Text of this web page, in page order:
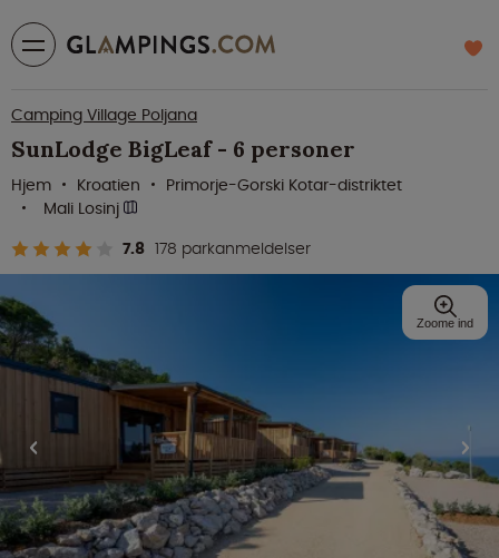
Camping Village Poljana
SunLodge BigLeaf - 6 personer
7.8 178 parkanmeldelser
Hjem Kroatien
Primorje-Gorski Kotar-distriktet
Mali Losinj
Zoome ind